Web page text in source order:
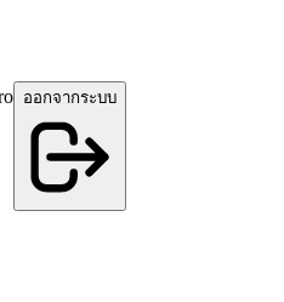
ออกจากระบบ